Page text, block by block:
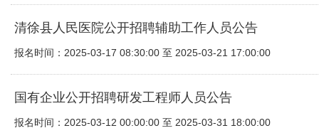
清徐县人民医院公开招聘辅助工作人员公告
报名时间：2025-03-17 08:30:00 至 2025-03-21 17:00:00
国有企业公开招聘研发工程师人员公告
报名时间：2025-03-12 00:00:00 至 2025-03-31 18:00:00